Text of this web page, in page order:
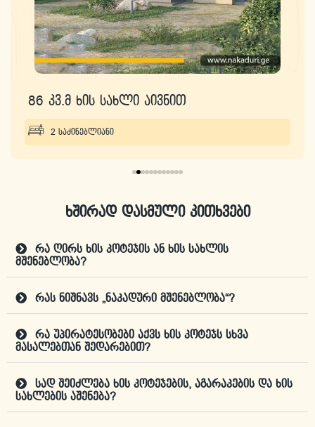
86 კვ.მ ხის სახლი აივნით
2 საძინებლიანი
ხშირად დასმული კითხვები
რა ღირს ხის კოტეჯის ან ხის სახლის
მშენებლობა?
რას ნიშნავს „ნაკადური მშენებლობა“?
რა უპირატესობები აქვს ხის კოტეჯს სხვა
მასალებთან შედარებით?
სად შეიძლება ხის კოტეჯების, აგარაკების და ხის
სახლების აშენება?